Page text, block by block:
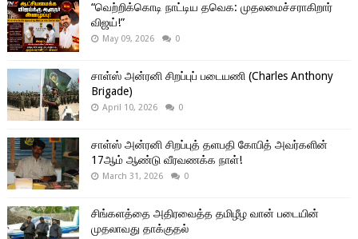
“வெற்றிக்கொடி நாட்டிய தவெக: முதலமைச்சராகிறார்
விஜய்!”
May 09, 2026 0
சாள்ஸ் அன்ரனி சிறப்புப் படையணி (Charles Anthony
Brigade)
April 10, 2026 0
சாள்ஸ் அன்ரனி சிறப்புத் தளபதி கோபித் அவர்களின்
17ஆம் ஆண்டு வீரவணக்க நாள்!
March 31, 2026 0
சிங்களத்தை அதிரவைத்த தமிழீழ வான் படையின்
முதலாவது தாக்குதல்